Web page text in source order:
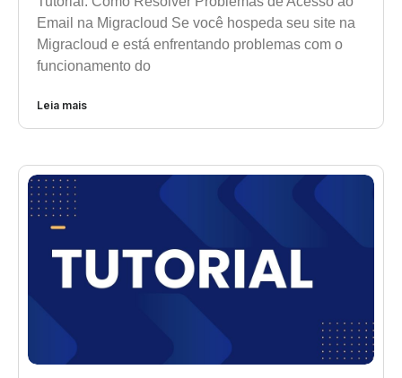
Email na Migracloud Se você hospeda seu site na
Migracloud e está enfrentando problemas com o
funcionamento do
Leia mais